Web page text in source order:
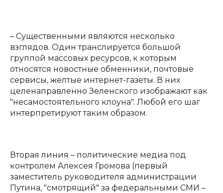
– Существенными являются несколько
взглядов. Один транслируется большой
группой массовых ресурсов, к которым
относятся новостные обменники, почтовые
сервисы, желтые интернет-газеты. В них
целенаправленно Зеленского изображают как
"несамостоятельного клоуна". Любой его шаг
интерпретируют таким образом.
Вторая линия – политические медиа под
контролем Алексея Громова (первый
заместитель руководителя администрации
Путина, "смотрящий" за федеральными СМИ –